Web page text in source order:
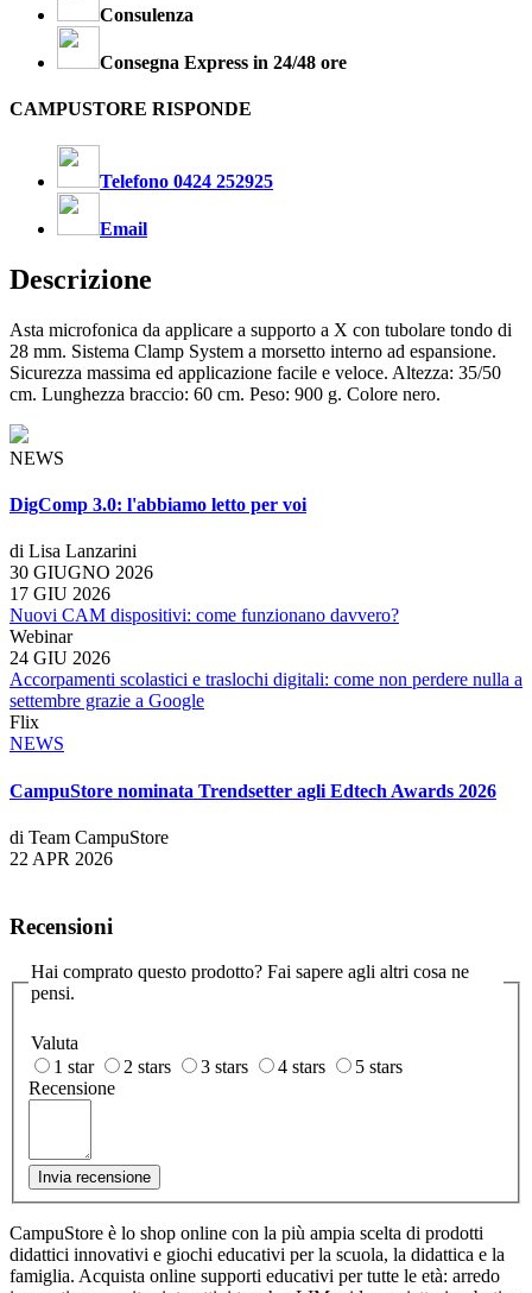
Consulenza
Consegna Express in 24/48 ore
CAMPUSTORE RISPONDE
Telefono 0424 252925
Email
Descrizione
Asta microfonica da applicare a supporto a X con tubolare tondo di
28 mm. Sistema Clamp System a morsetto interno ad espansione.
Sicurezza massima ed applicazione facile e veloce. Altezza: 35/50
cm. Lunghezza braccio: 60 cm. Peso: 900 g. Colore nero.
NEWS
DigComp 3.0: l'abbiamo letto per voi
di Lisa Lanzarini
30 GIUGNO 2026
17 GIU 2026
Nuovi CAM dispositivi: come funzionano davvero?
Webinar
24 GIU 2026
Accorpamenti scolastici e traslochi digitali: come non perdere nulla a
settembre grazie a Google
Flix
NEWS
CampuStore nominata Trendsetter agli Edtech Awards 2026
di Team CampuStore
22 APR 2026
Recensioni
Hai comprato questo prodotto? Fai sapere agli altri cosa ne
pensi.
Valuta
1 star
2 stars 3 stars 4 stars
5 stars
Recensione
Invia recensione
CampuStore è lo shop online con la più ampia scelta di prodotti
didattici innovativi e giochi educativi per la scuola, la didattica e la
famiglia. Acquista online supporti educativi per tutte le età: arredo